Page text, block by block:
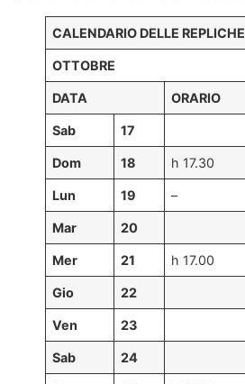
CALENDARIO DELLE REPLICHE
OTTOBRE
DATA ORARIO
Sab 17
Dom 18 h 17.30
Lun 19 –
Mar 20
Mer 21 h 17.00
Gio 22
Ven 23
Sab 24